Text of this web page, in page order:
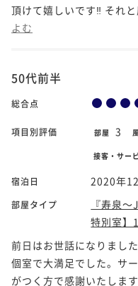
頂けて嬉しいです‼️ それ
よむ
50代前半
総合点
項目別評価 部屋 3
接客・サー
宿泊日 2020年
部屋タイプ
『寿泉
特別室】
前日はお世話になりまし
個室で大満足でした。サ
がつく方で感謝いたしま